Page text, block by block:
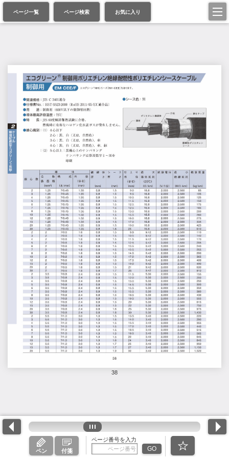
ページ一覧 ページ検索 お気に入り
38
ペン 付箋
ページ番号を入力
GO